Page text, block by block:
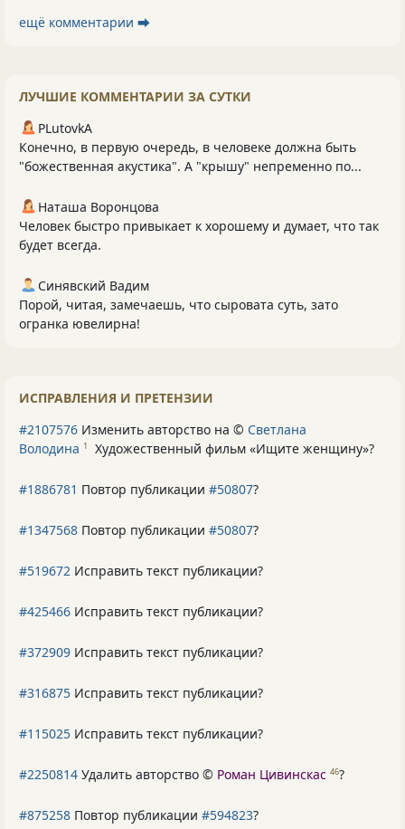
ещё комментарии ⮕
ЛУЧШИЕ КОММЕНТАРИИ ЗА СУТКИ
PLutоvkА
Конечно, в первую очередь, в человеке должна быть
"божественная акустика". А "крышу" непременно по...
Наташа Воронцова
Человек быстро привыкает к хорошему и думает, что так
будет всегда.
Синявский Вадим
Порой, читая, замечаешь, что сыровата суть, зато
огранка ювелирна!
ИСПРАВЛЕНИЯ И ПРЕТЕНЗИИ
#2107576 Изменить авторство на © Светлана
Володина 1 Художественный фильм «Ищите женщину»?
#1886781 Повтор публикации #50807?
#1347568 Повтор публикации #50807?
#519672 Исправить текст публикации?
#425466 Исправить текст публикации?
#372909 Исправить текст публикации?
#316875 Исправить текст публикации?
#115025 Исправить текст публикации?
#2250814 Удалить авторство © Роман Цивинскас 46?
#875258 Повтор публикации #594823?